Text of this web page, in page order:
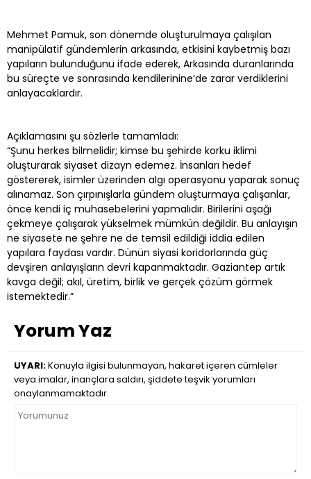
Mehmet Pamuk, son dönemde oluşturulmaya çalışılan
manipülatif gündemlerin arkasında, etkisini kaybetmiş bazı
yapıların bulunduğunu ifade ederek, Arkasında duranlarında
bu süreçte ve sonrasında kendilerinine’de zarar verdiklerini
anlayacaklardır.
Açıklamasını şu sözlerle tamamladı:
“Şunu herkes bilmelidir; kimse bu şehirde korku iklimi
oluşturarak siyaset dizayn edemez. İnsanları hedef
göstererek, isimler üzerinden algı operasyonu yaparak sonuç
alınamaz. Son çırpınışlarla gündem oluşturmaya çalışanlar,
önce kendi iç muhasebelerini yapmalıdır. Birilerini aşağı
çekmeye çalışarak yükselmek mümkün değildir. Bu anlayışın
ne siyasete ne şehre ne de temsil edildiği iddia edilen
yapılara faydası vardır. Dünün siyasi koridorlarında güç
devşiren anlayışların devri kapanmaktadır. Gaziantep artık
kavga değil; akıl, üretim, birlik ve gerçek çözüm görmek
istemektedir.”
Yorum Yaz
UYARI:Konuyla ilgisi bulunmayan, hakaret içeren cümleler
veya imalar, inançlara saldırı, şiddete teşvik yorumları
onaylanmamaktadır.